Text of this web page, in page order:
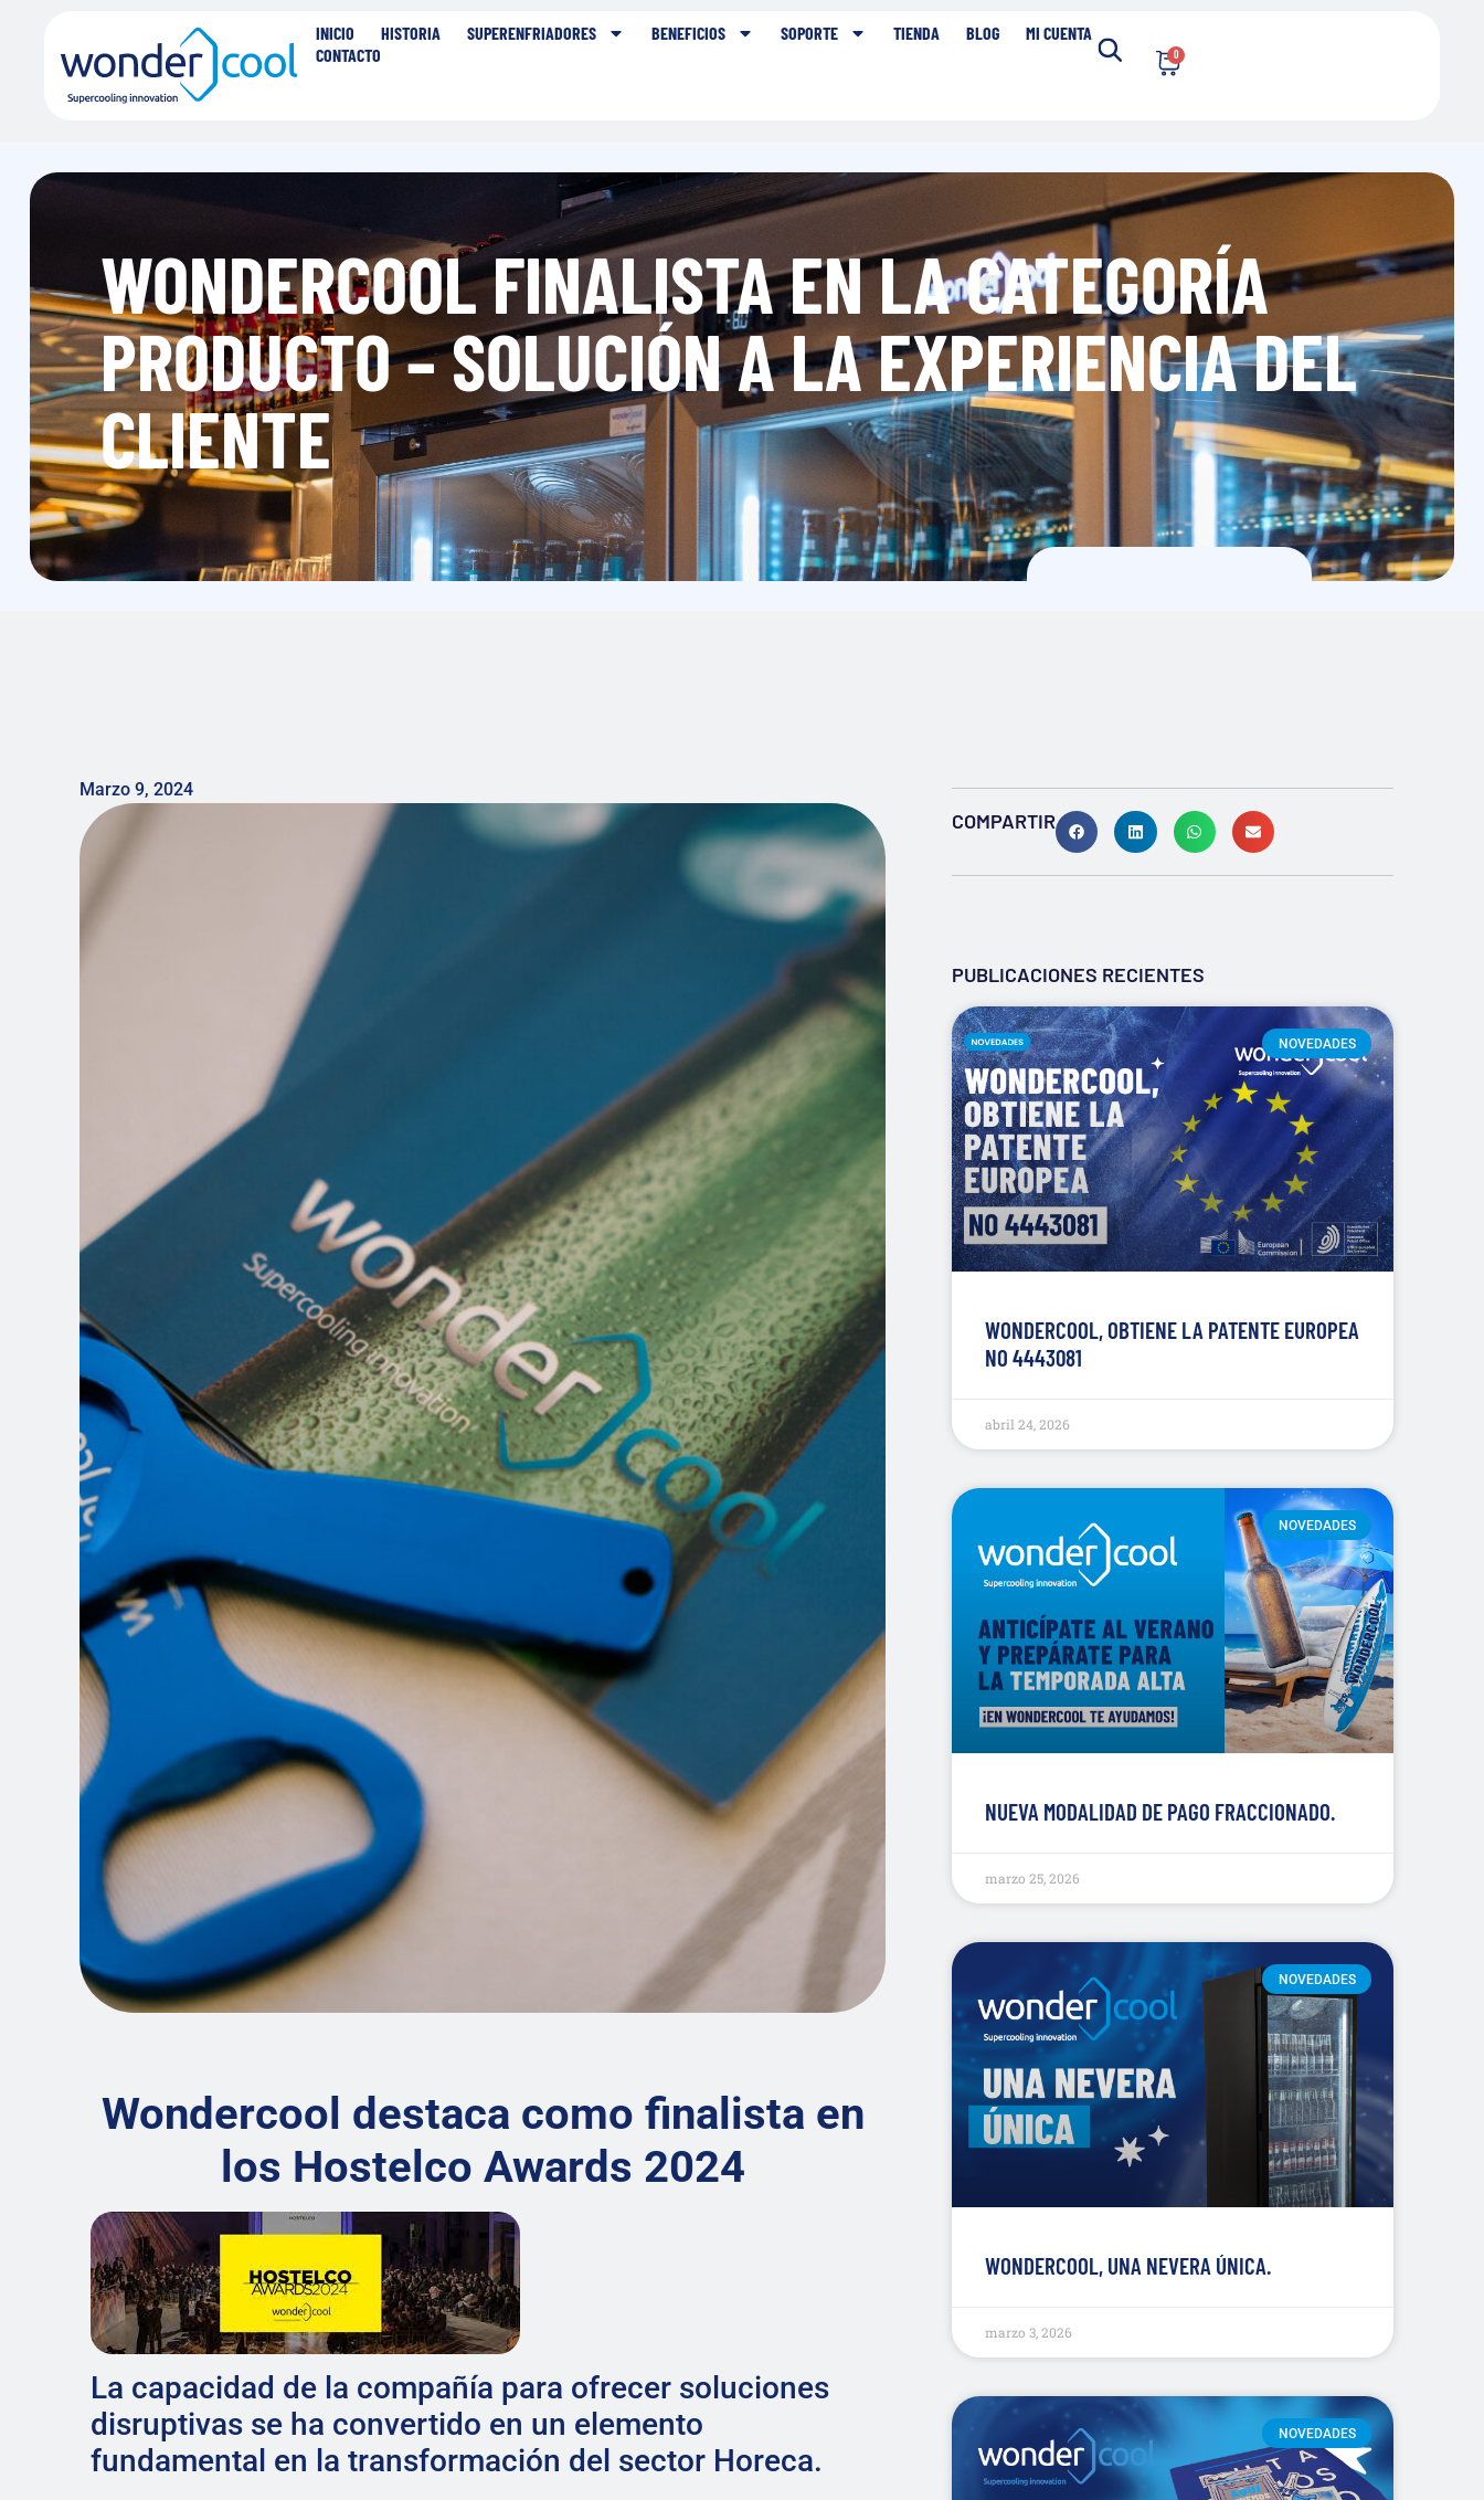
INICIO HISTORIA SUPERENFRIADORES BENEFICIOS SOPORTE TIENDA BLOG
MI CUENTA
CONTACTO
0
WONDERCOOL FINALISTA EN LA CATEGORÍA
PRODUCTO – SOLUCIÓN A LA EXPERIENCIA DEL
CLIENTE
Marzo 9, 2024
Wondercool destaca como finalista en
los Hostelco Awards 2024
La capacidad de la compañía para ofrecer soluciones
disruptivas se ha convertido en un elemento
fundamental en la transformación del sector Horeca.
COMPARTIR
PUBLICACIONES RECIENTES
NOVEDADES
WONDERCOOL, OBTIENE LA PATENTE EUROPEA
NO 4443081
abril 24, 2026
NOVEDADES
NUEVA MODALIDAD DE PAGO FRACCIONADO.
marzo 25, 2026
NOVEDADES
WONDERCOOL, UNA NEVERA ÚNICA.
marzo 3, 2026
NOVEDADES